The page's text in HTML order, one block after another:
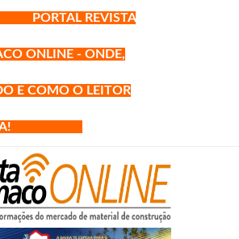
PORTAL REVISTA
ONLINE - ONDE,
E COMO O LEITOR